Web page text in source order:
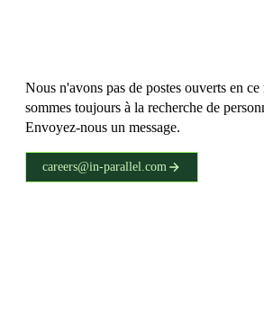
Nous n'avons pas de postes ouverts en
sommes toujours à la recherche de
Envoyez-nous un message.
careers@in-parallel.com